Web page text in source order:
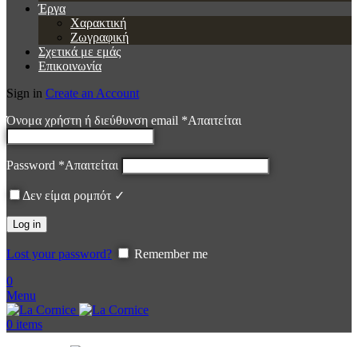
Έργα
Χαρακτική
Ζωγραφική
Σχετικά με εμάς
Επικοινωνία
Sign in Create an Account
Όνομα χρήστη ή διεύθυνση email *Απαιτείται
Password *Απαιτείται
Δεν είμαι ρομπότ ✓
Log in
Lost your password?
Remember me
0
Menu
0 items